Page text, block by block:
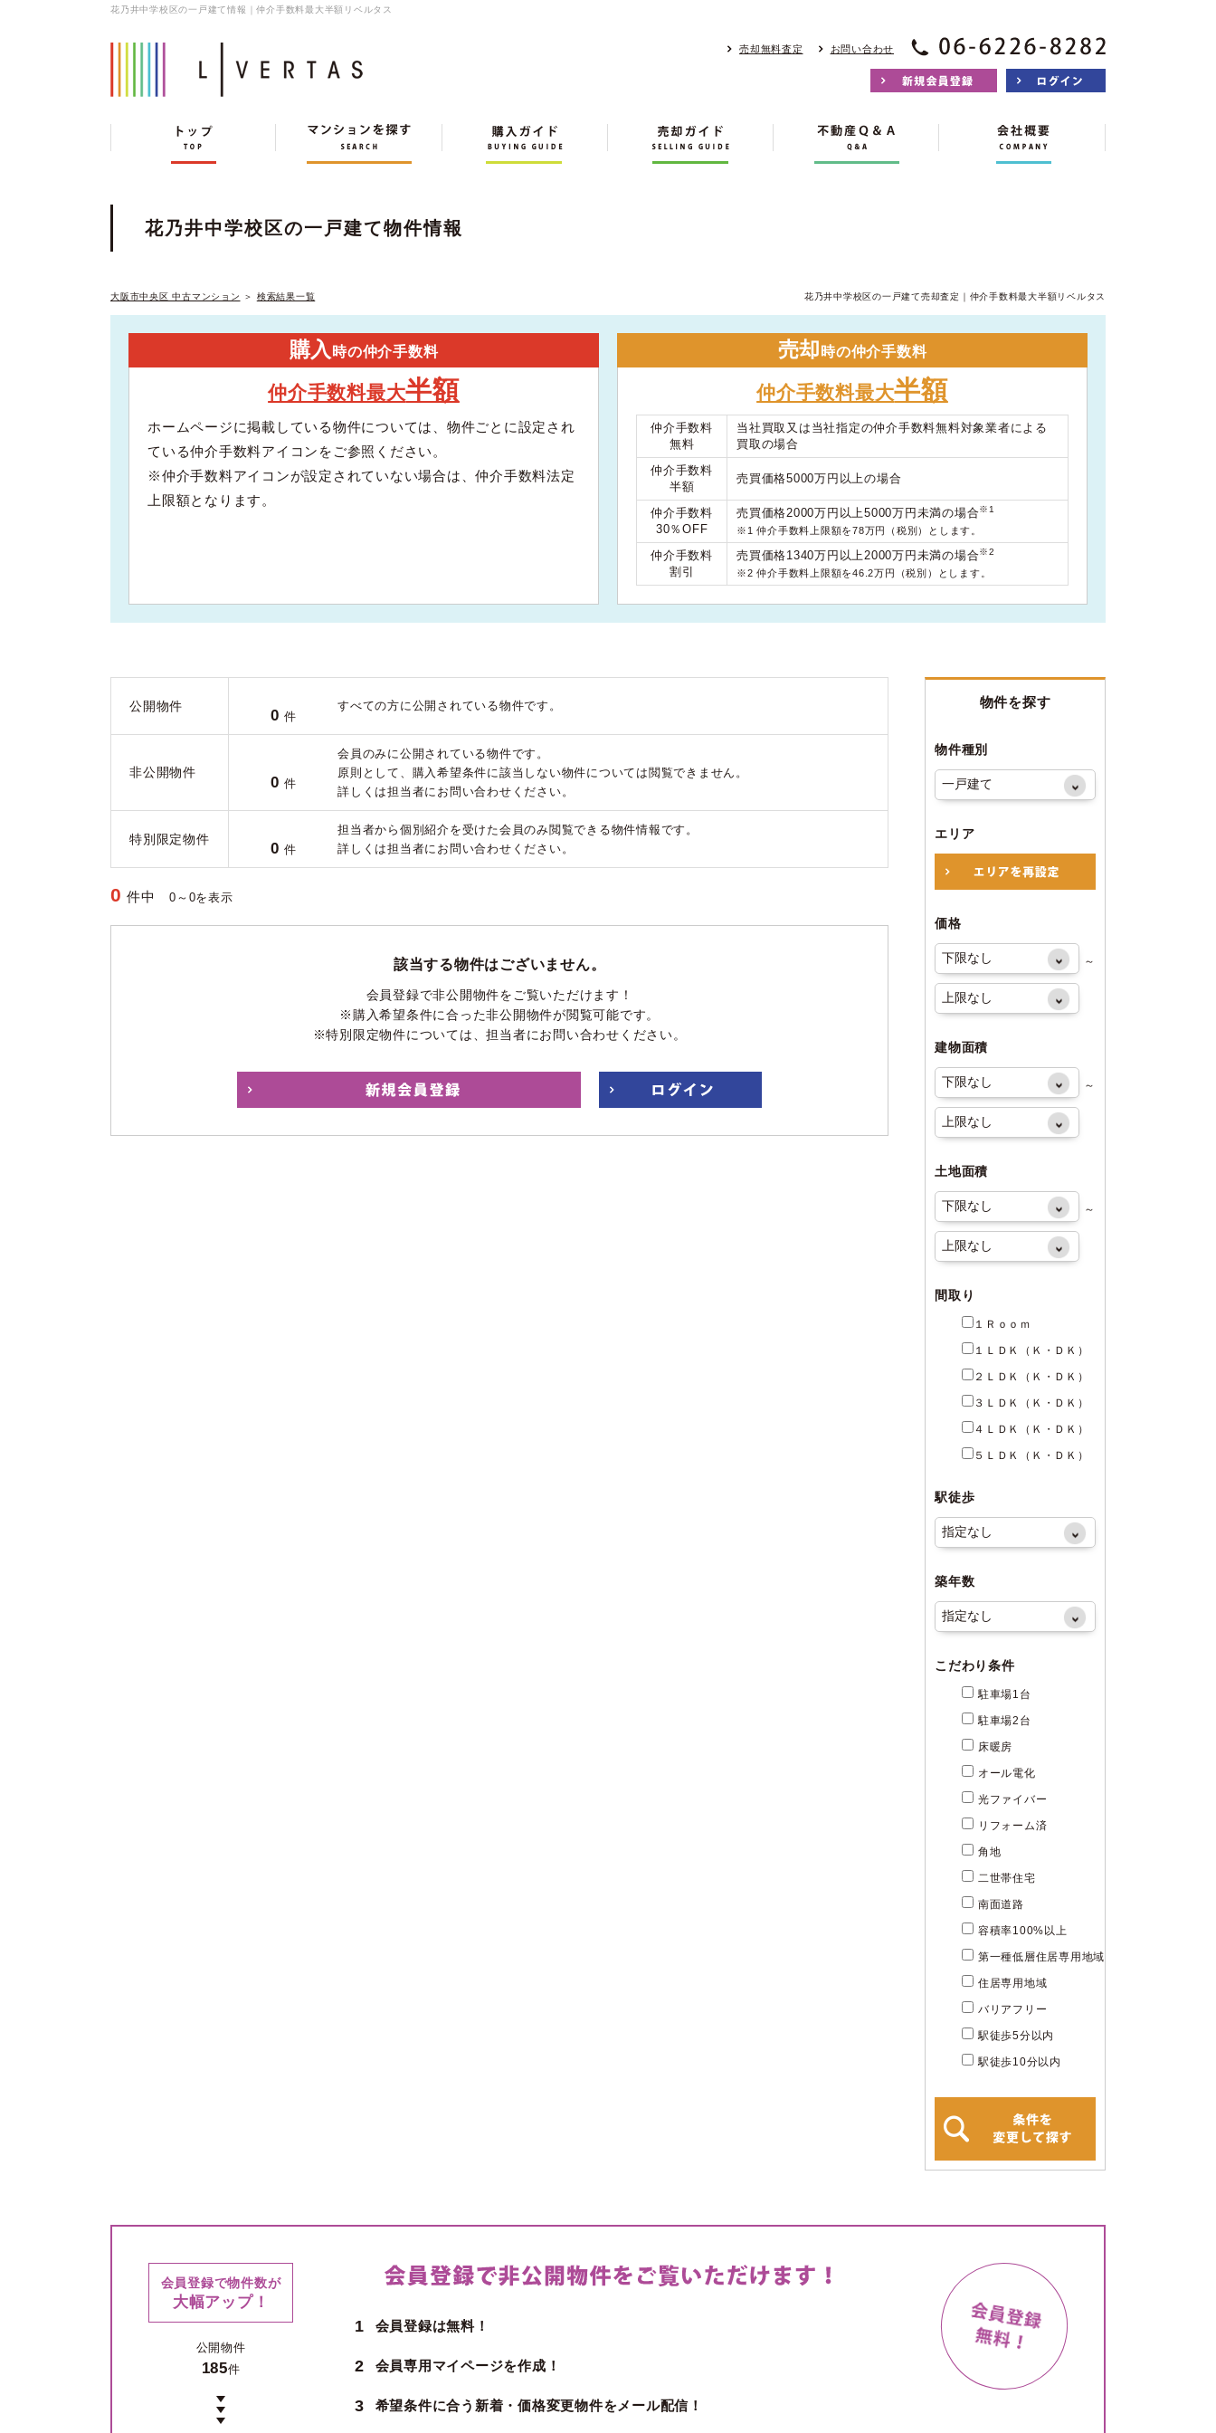
花乃井中学校区の一戸建て情報｜仲介手数料最大半額リベルタス
売却無料査定 お問い合わせ
花乃井中学校区の一戸建て物件情報
大阪市中央区 中古マンション ＞ 検索結果一覧 花乃井中学校区の一戸建て売却査定｜仲介手数料最大半額リベルタス
購入 時の仲介手数料
仲介手数料最大半額
ホームページに掲載している物件については、物件ごとに設定され
ている仲介手数料アイコンをご参照ください。
※仲介手数料アイコンが設定されていない場合は、仲介手数料法定
上限額となります。
売却時の仲介手数料
仲介手数料最大半額
仲介手数料
無料
当社買取又は当社指定の仲介手数料無料対象業者による
買取の場合
仲介手数料
半額
売買価格5000万円以上の場合
仲介手数料
30％OFF
売買価格2000万円以上5000万円未満の場合※1
※1 仲介手数料上限額を78万円（税別）とします。
仲介手数料
割引
売買価格1340万円以上2000万円未満の場合※2
※2 仲介手数料上限額を46.2万円（税別）とします。
公開物件
0 件
すべての方に公開されている物件です。
非公開物件
0 件
会員のみに公開されている物件です。
原則として、購入希望条件に該当しない物件については閲覧できません。
詳しくは担当者にお問い合わせください。
特別限定物件
0 件
担当者から個別紹介を受けた会員のみ閲覧できる物件情報です。
詳しくは担当者にお問い合わせください。
0 件中 0～0を表示
該当する物件はございません。
会員登録で非公開物件をご覧いただけます！
※購入希望条件に合った非公開物件が閲覧可能です。
※特別限定物件については、担当者にお問い合わせください。
物件を探す
物件種別
エリア
価格
～
建物面積
～
土地面積
～
間取り
１Ｒｏｏｍ
１ＬＤＫ（Ｋ・ＤＫ）
２ＬＤＫ（Ｋ・ＤＫ）
３ＬＤＫ（Ｋ・ＤＫ）
４ＬＤＫ（Ｋ・ＤＫ）
５ＬＤＫ（Ｋ・ＤＫ）
駅徒歩
築年数
こだわり条件
駐車場1台
駐車場2台
床暖房
オール電化
光ファイバー
リフォーム済
角地
二世帯住宅
南面道路
容積率100%以上
第一種低層住居専用地域
住居専用地域
バリアフリー
駅徒歩5分以内
駅徒歩10分以内
会員登録で物件数が
大幅アップ！
公開物件
185件
1 会員登録は無料！
2 会員専用マイページを作成！
3 希望条件に合う新着・価格変更物件をメール配信！